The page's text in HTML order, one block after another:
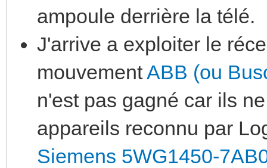
ampoule derrière la télé.
J'arrive a exploiter le
mouvementABB (ou
n'est pas gagné car ils
appareils reconnu par
Siemens 5WG1450-